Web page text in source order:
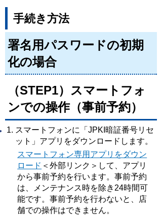
手続き方法
署名用パスワードの初期
化の場合
（STEP1）スマートフォ
ンでの操作（事前予約）
スマートフォンに「JPKI暗証番号リセ
ット」アプリをダウンロードします。
スマートフォン専用アプリをダウン
ロード ＜外部リンク＞ して、アプリ
から事前予約を行います。事前予約
は、メンテナンス時を除き24時間可
能です。事前予約を行わないと、店
舗での操作はできません。